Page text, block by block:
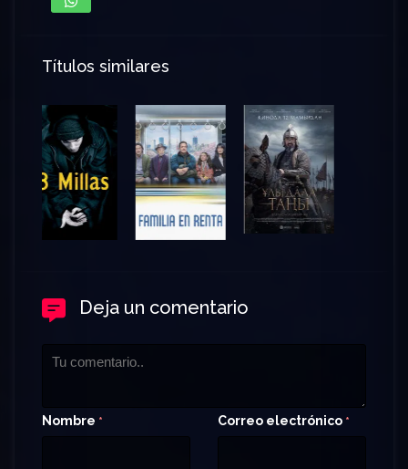
Títulos similares
Deja un comentario
Nombre * Correo electrónico *